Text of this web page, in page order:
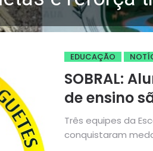
EDUCAÇÃO
SOBRAL:
de ensino
Mostra
Três equipes da
conquistaram